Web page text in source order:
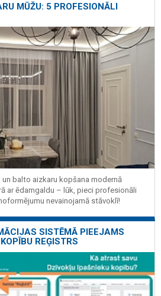
MŪŽU: 5 PROFESIONĀLI
balto aizkaru kopšana modernā
ar ēdamgaldu – lūk, pieci profesionāli
nevainojamā stāvoklī!
SISTĒMĀ PIEEJAMS
REĢISTRS